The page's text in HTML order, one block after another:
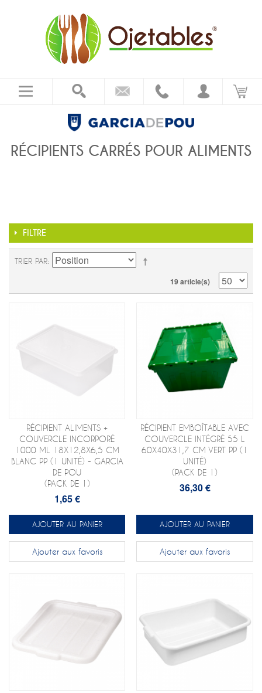
RÉCIPIENTS CARRÉS POUR ALIMENTS
FILTRE
TRIER PAR
19 article(s)
RÉCIPIENT ALIMENTS +
COUVERCLE INCORPORÉ
1000 ML 18X12,8X6,5 CM
BLANC PP (1 UNITÉ) - GARCIA
DE POU
(PACK DE 1)
1,65 €
AJOUTER AU PANIER
Ajouter aux favoris
RÉCIPIENT EMBOÎTABLE AVEC
COUVERCLE INTÉGRÉ 55 L
60X40X31,7 CM VERT PP (1
UNITÉ)
(PACK DE 1)
36,30 €
AJOUTER AU PANIER
Ajouter aux favoris